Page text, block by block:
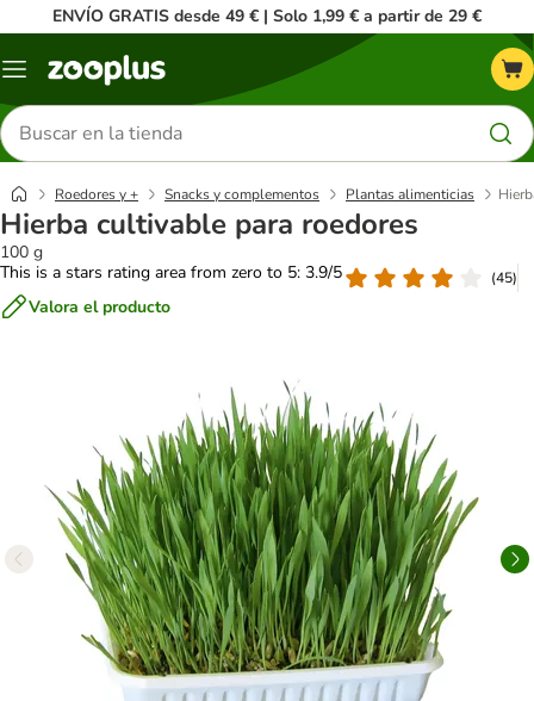
ENVÍO GRATIS desde 49 € | Solo 1,99 € a partir de 29 €
Menú
Buscar
productos
Roedores y + Snacks y complementos Plantas alimenticias
Hierba cultivable para roedores
100 g
This is a stars rating area from zero to 5: 3.9/5
(45)
Valora el producto